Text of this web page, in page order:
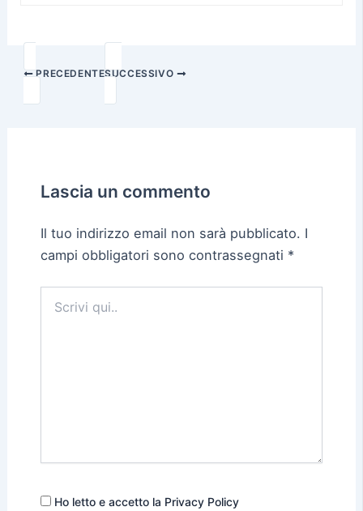
PRECEDENTESUCCESSIVO
Lascia un commento
Il tuo indirizzo email non sarà pubblicato. I
campi obbligatori sono contrassegnati *
qui..
Ho letto e accetto la Privacy Policy